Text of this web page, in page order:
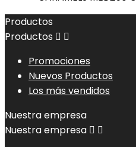
Productos
Productos  
Promociones
Nuevos Productos
Los más vendidos
Nuestra empresa
Nuestra empresa  